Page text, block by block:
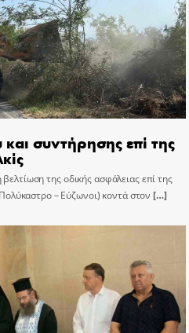
συντήρησης επί της
βελτίωση της οδικής ασφάλειας επί της
– Εύζωνοι) κοντά στον […]